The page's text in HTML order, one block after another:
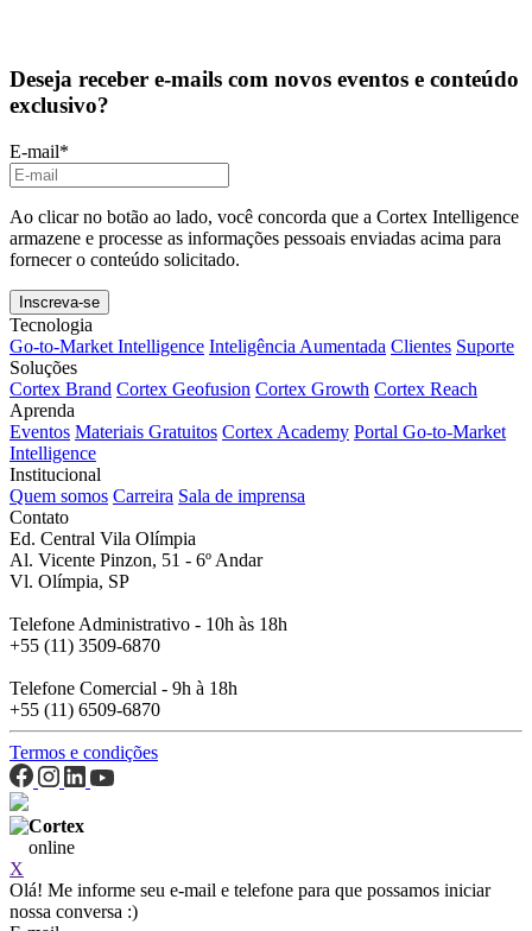
Deseja receber e-mails com novos eventos e conteúdo
exclusivo?
E-mail*
Ao clicar no botão ao lado, você concorda que a Cortex Intelligence
armazene e processe as informações pessoais enviadas acima para
fornecer o conteúdo solicitado.
Tecnologia
Go-to-Market Intelligence Inteligência Aumentada Clientes Suporte
Soluções
Cortex Brand Cortex Geofusion Cortex Growth Cortex Reach
Aprenda
Eventos Materiais Gratuitos Cortex Academy Portal Go-to-Market
Intelligence
Institucional
Quem somos Carreira Sala de imprensa
Contato
Ed. Central Vila Olímpia
Al. Vicente Pinzon, 51 - 6º Andar
Vl. Olímpia, SP
Telefone Administrativo - 10h às 18h
+55 (11) 3509-6870
Telefone Comercial - 9h à 18h
+55 (11) 6509-6870
Termos e condições
Cortex
online
X
Olá! Me informe seu e-mail e telefone para que possamos iniciar
nossa conversa :)